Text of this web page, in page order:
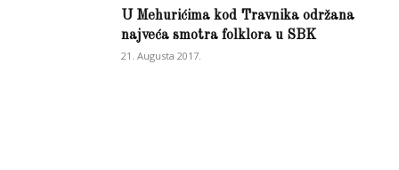
U Mehurićima kod Travnika održana
najveća smotra folklora u SBK
21. Augusta 2017.